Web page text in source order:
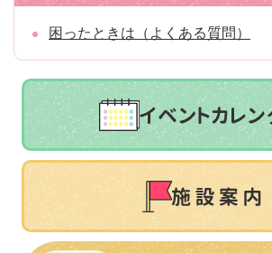
困ったときは（よくある質問）